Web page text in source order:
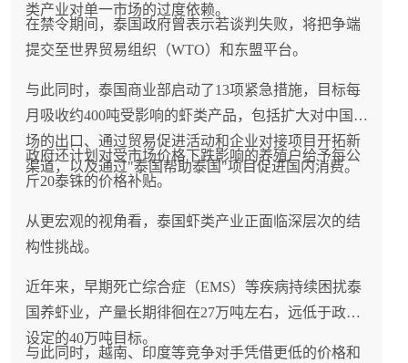
类产业对单一市场的过度依赖。
在禁令期间，泰国政府曾表示若谈判失败，将把争端
提交至世界贸易组织（WTO）和东盟平台。
与此同时，泰国商业部启动了13项紧急措施，目标每
月吸收约400吨受影响的虾类产品，包括扩大对中国市
场的出口、通过贸易促进活动和企业对接项目开拓新
渠道，以及通过"泰国帮助泰国"项目促进国内消费。
政府还计划对受市场价格下跌影响的养殖户给予每公
斤20泰铢的价格补贴。
从更宏观的视角看，泰国虾类产业正面临深层次的结
构性挑战。
近年来，早期死亡综合症（EMS）等疾病持续困扰泰
国养虾业，产量长期徘徊在27万吨左右，远低于政府
设定的40万吨目标。
与此同时，越南、印度等竞争对手凭借更低的价格和